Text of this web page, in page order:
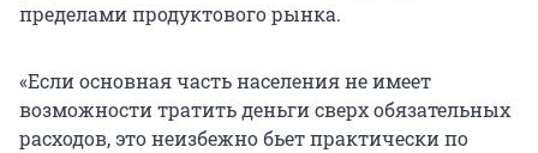
пределами продуктового рынка.
«Если основная часть населения не имеет
возможности тратить деньги сверх обязательных
расходов, это неизбежно бьет практически по